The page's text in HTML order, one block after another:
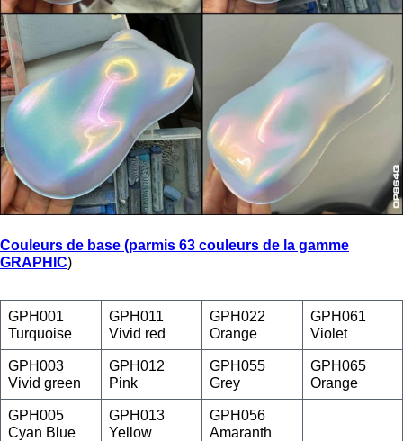
Couleurs de base (parmis 63 couleurs de la gamme
GRAPHIC)
GPH001
Turquoise
GPH011
Vivid red
GPH022
Orange
GPH061
Violet
GPH003
Vivid green
GPH012
Pink
GPH055
Grey
GPH065
Orange
GPH005
Cyan Blue
GPH013
Yellow
GPH056
Amaranth